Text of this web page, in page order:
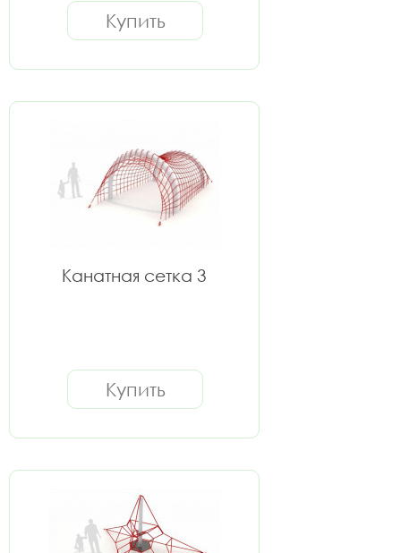
Купить
Канатная сетка 3
Купить